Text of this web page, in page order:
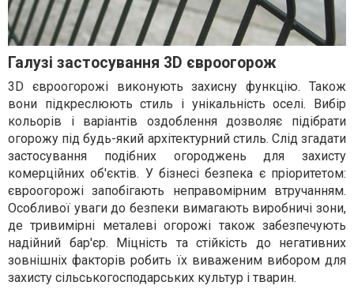
Галузі застосування 3D євроогорож
3D євроогорожі виконують захисну функцію. Також
вони підкреслюють стиль і унікальність оселі. Вибір
кольорів і варіантів оздоблення дозволяє підібрати
огорожу під будь-який архітектурний стиль. Слід згадати
застосування подібних огороджень для захисту
комерційних об'єктів. У бізнесі безпека є пріоритетом:
євроогорожі запобігають неправомірним втручанням.
Особливої уваги до безпеки вимагають виробничі зони,
де тривимірні металеві огорожі також забезпечують
надійний бар'єр. Міцність та стійкість до негативних
зовнішніх факторів робить їх виваженим вибором для
захисту сільськогосподарських культур і тварин.